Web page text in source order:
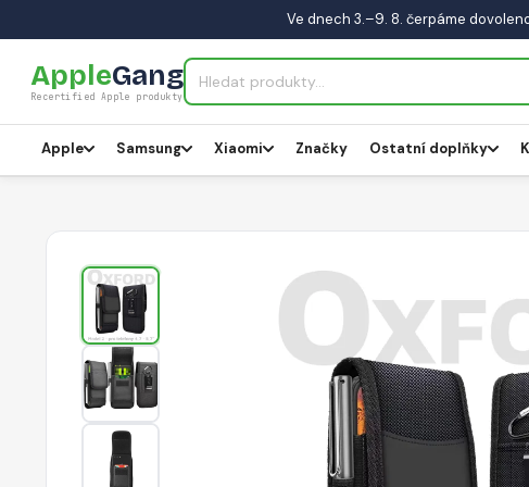
Ve dnech 3.–9. 8. čerpáme
AppleGang
Recertified Apple produkty
Apple Samsung Xiaomi Značky Ostatní doplňky